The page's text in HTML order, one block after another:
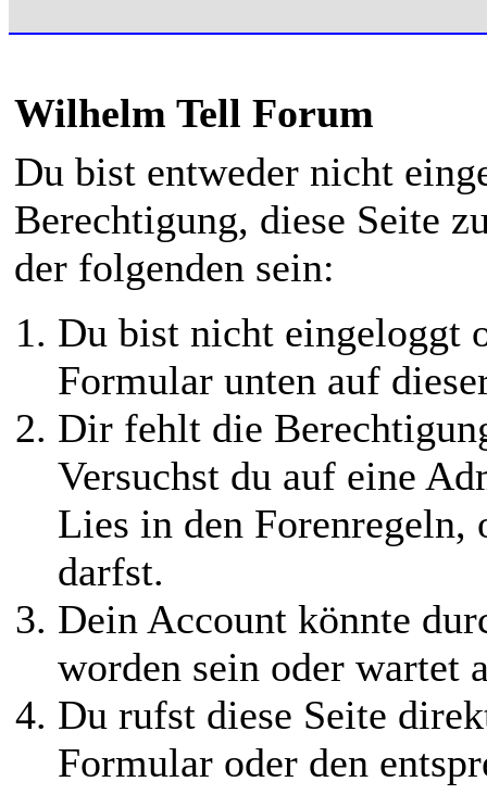
Wilhelm Tell Forum
Du bist entweder nicht
Berechtigung, diese Seite
der folgenden sein:
Du bist nicht eingeloggt
Formular unten auf
Dir fehlt die
Versuchst du auf eine
Lies in den Forenregeln,
darfst.
Dein Account könnte
worden sein oder wartet
Du rufst diese Seite
Formular oder den